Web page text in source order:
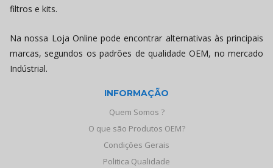
filtros e kits.
Na nossa Loja Online pode encontrar alternativas às principais
marcas, segundos os padrões de qualidade OEM, no mercado
Indústrial.
INFORMAÇÃO
Quem Somos ?
O que são Produtos OEM?
Condições Gerais
Politica Qualidade